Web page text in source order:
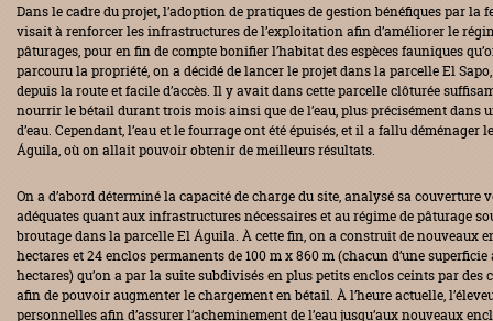
Dans le cadre du projet, l’adoption de pratiques de gestion bénéfiques par la
visait à renforcer les infrastructures de l’exploitation afin d’améliorer le
pâturages, pour en fin de compte bonifier l’habitat des espèces fauniques
parcouru la propriété, on a décidé de lancer le projet dans la parcelle El
depuis la route et facile d’accès. Il y avait dans cette parcelle clôturée
nourrir le bétail durant trois mois ainsi que de l’eau, plus précisément dans
d’eau. Cependant, l’eau et le fourrage ont été épuisés, et il a fallu déménager
Águila, où on allait pouvoir obtenir de meilleurs résultats.
On a d’abord déterminé la capacité de charge du site, analysé sa couverture
adéquates quant aux infrastructures nécessaires et au régime de pâturage
broutage dans la parcelle El Águila. À cette fin, on a construit de nouveaux
hectares et 24 enclos permanents de 100 m x 860 m (chacun d’une
hectares) qu’on a par la suite subdivisés en plus petits enclos ceints par
afin de pouvoir augmenter le chargement en bétail. À l’heure actuelle,
personnelles afin d’assurer l’acheminement de l’eau jusqu’aux nouveaux